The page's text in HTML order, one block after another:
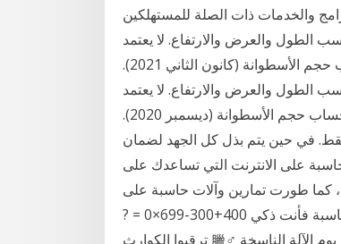
والخدمات ذات الصلة للمستهلكين
الطول والعرض والارتفاع. لا يعتمد
حجم المكعب على وحدة القياس الخاصة به. شاهد الفيديو: كيفية حساب حجم الأسطوانة (كانون الثاني 2021).
الطول والعرض والارتفاع. لا يعتمد
حجم المكعب على وحدة القياس الخاصة به. شاهد الفيديو: كيفية حساب حجم الأسطوانة (ديسمبر 2020).
في حين يتم بذل كل الجهد لضمان
حاسبة على الانترنت التي تساعدك على
كما طورت تمارين وآلات حاسبة على
الإنترنت يمكنك استخدامها لدراسة الرياضيات. إذا حليتها بدون آلة حاسبة فأنت ذكي 400+300-699×0 = ?
ترقبوا الكوارث 臘‍♂️ منذ 2 يوم الآلة الناسخة (بالإنجليزية: Photocopier)‏ هي جهاز تم اختراعه عام 1960